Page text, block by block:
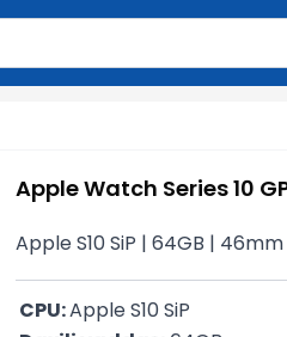
üçün Enter
Apple Watch Series 10
Apple S10 SiP | 64GB | 46mm
CPU: Apple S10 SiP